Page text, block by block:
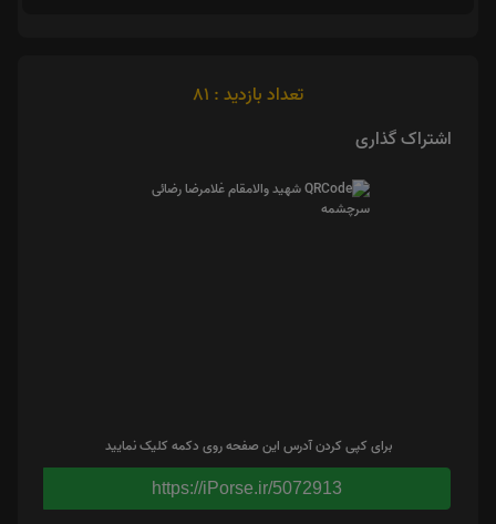
تعداد بازدید : 81
اشتراک گذاری
برای کپی کردن آدرس این صفحه روی دکمه کلیک نمایید
https://iPorse.ir/5072913